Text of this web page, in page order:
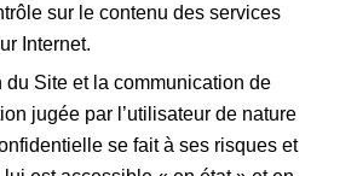
sur le contenu des services
Internet.
du Site et la communication de
jugée par l’utilisateur de nature
se fait à ses risques et